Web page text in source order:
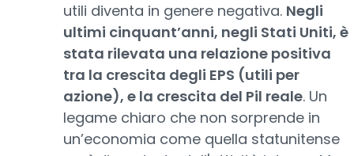
utili diventa in genere negativa. Negli
ultimi cinquant’anni, negli Stati Uniti, è
stata rilevata una relazione positiva
tra la crescita degli EPS (utili per
azione), e la crescita del Pil reale. Un
legame chiaro che non sorprende in
un’economia come quella statunitense